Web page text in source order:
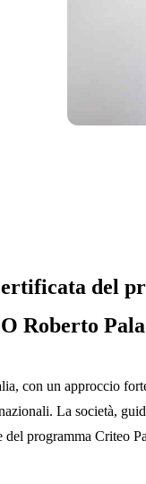
del
Roberto Pala
con un approccio
La società,
del programma Criteo